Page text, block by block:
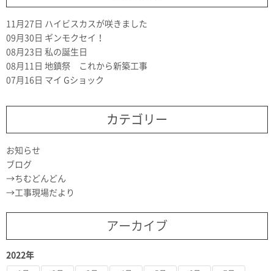
11月27日 ハイビスカスが咲きました
09月30日 ギンモクセイ！
08月23日 私の誕生日
08月11日 地鎮祭 これから新築工事
07月16日 マイ Gショック
カテゴリー
お知らせ
ブログ
ちむどんどん
工事現場だより
アーカイブ
2022年